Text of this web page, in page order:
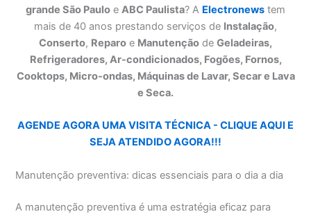
grande São Paulo e ABC Paulista? A Electronews tem
mais de 40 anos prestando serviços de Instalação,
Conserto, Reparo e Manutenção de Geladeiras,
Refrigeradores, Ar-condicionados, Fogões, Fornos,
Cooktops, Micro-ondas, Máquinas de Lavar, Secar e Lava
e Seca.
AGENDE AGORA UMA VISITA TÉCNICA - CLIQUE AQUI E
SEJA ATENDIDO AGORA!!!
Manutenção preventiva: dicas essenciais para o dia a dia
A manutenção preventiva é uma estratégia eficaz para